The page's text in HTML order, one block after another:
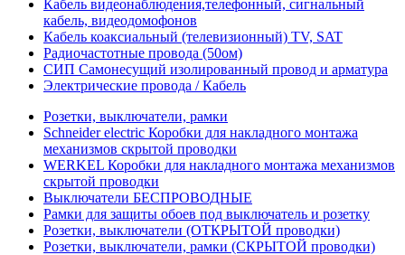
Кабель видеонаблюдения,телефонный, сигнальный
кабель, видеодомофонов
Кабель коаксиальный (телевизионный) TV, SAT
Радиочастотные провода (50ом)
СИП Самонесущий изолированный провод и арматура
Электрические провода / Кабель
Розетки, выключатели, рамки
Schneider electric Коробки для накладного монтажа
механизмов скрытой проводки
WERKEL Коробки для накладного монтажа механизмов
скрытой проводки
Выключатели БЕСПРОВОДНЫЕ
Рамки для защиты обоев под выключатель и розетку
Розетки, выключатели (ОТКРЫТОЙ проводки)
Розетки, выключатели, рамки (СКРЫТОЙ проводки)